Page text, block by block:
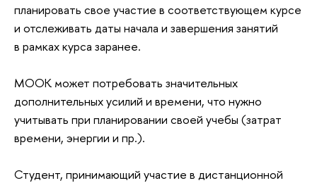
планировать свое участие в соответствующем курсе
и отслеживать даты начала и завершения занятий
в рамках курса заранее.
МООК может потребовать значительных
дополнительных усилий и времени, что нужно
учитывать при планировании своей учебы (затрат
времени, энергии и пр.).
Студент, принимающий участие в дистанционной